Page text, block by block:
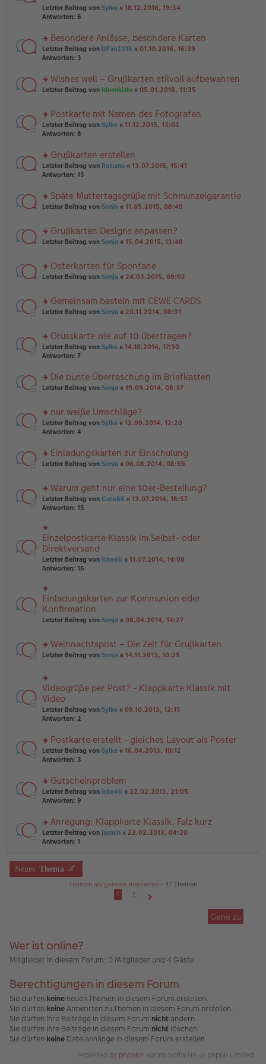
g
B
ei
a
g
el
es
er
B
ei
a
g
r
u
n
el
es
e
B
ei
a
g
Letzter Beitrag von Sylke « 18.12.2016, 19:34
Antworten: 6
rs
te
n
g
es
e
n
er
ei
tr
a
Besondere Anlässe, besondere Karten
Letzter Beitrag von UFan2016 « 01.10.2016, 16:39
Antworten: 3
rs
u
n
g
es
e
n
er
ei
tr
Wishes well – Grußkarten stilvoll aufbewahren
Letzter Beitrag von Ideenkiste « 05.01.2016, 11:35
rs
te
n
g
el
e
n
ei
tr
Postkarte mit Namen des Fotografen
Letzter Beitrag von Sylke « 11.12.2015, 13:03
Antworten: 8
rs
te
n
g
es
e
n
B
ei
tr
g
Grußkarten erstellen
Letzter Beitrag von Rotuma « 13.07.2015, 15:41
Antworten: 13
rs
u
n
es
e
B
ei
g
Späte Muttertagsgrüße mit Schmunzelgarantie
Letzter Beitrag von Sonja « 11.05.2015, 08:49
rs
u
n
es
e
B
ei
tr
g
Grußkarten Designs anpassen?
Letzter Beitrag von Sonja « 15.04.2015, 13:48
rs
u
n
es
e
n
B
ei
tr
g
Osterkarten für Spontane
Letzter Beitrag von Sonja « 24.03.2015, 09:02
rs
u
n
g
es
e
n
B
ei
tr
a
Gemeinsam basteln mit CEWE CARDS
Letzter Beitrag von Sonja « 20.11.2014, 08:31
rs
te
n
g
es
e
n
er
ei
tr
Grusskarte wie auf 10 übertragen?
Letzter Beitrag von Sylke « 14.10.2014, 17:30
Antworten: 7
rs
u
n
g
es
e
n
B
ei
tr
a
Die bunte Überraschung im Briefkasten
Letzter Beitrag von Sonja « 19.09.2014, 08:37
rs
te
n
g
es
e
n
er
ei
tr
a
g
nur weiße Umschläge?
Letzter Beitrag von Sylke « 13.09.2014, 12:20
Antworten: 4
rs
u
n
g
es
e
n
er
B
ei
a
g
Einladungskarten zur Einschulung
Letzter Beitrag von Sonja « 06.08.2014, 08:59
rs
te
u
n
g
el
es
e
er
B
ei
tr
a
Warum geht nur eine 10er-Bestellung?
Letzter Beitrag von Caro86 « 13.07.2014, 18:57
Antworten: 15
rs
te
r
u
n
el
es
e
n
ei
tr
Einzelpostkarte Klassik im Selbst- oder
Direktversand
Letzter Beitrag von icke46 « 11.07.2014, 14:08
Antworten: 16
rs
te
r
u
g
el
es
n
er
B
ei
tr
a
Einladungskarten zur Kommunion oder
Konfirmation
Letzter Beitrag von Sonja « 08.04.2014, 14:27
rs
u
n
g
el
es
er
B
ei
a
g
Weihnachtspost – Die Zeit für Grußkarten
Letzter Beitrag von Sonja « 14.11.2013, 10:25
rs
te
r
u
n
el
es
e
B
ei
tr
g
Videogrüße per Post? - Klappkarte Klassik mit
Video
Letzter Beitrag von Sylke « 09.10.2013, 12:15
Antworten: 2
rs
te
n
g
el
e
n
er
tr
a
Postkarte erstellt - gleiches Layout als Poster
Letzter Beitrag von Sylke « 16.04.2013, 10:12
Antworten: 3
rs
te
n
g
el
e
n
er
Gutscheinproblem
Letzter Beitrag von icke46 « 22.02.2013, 21:05
Antworten: 9
rs
te
n
g
tr
a
g
Anregung: Klappkarte Klassik, Falz kurz
Letzter Beitrag von Jasmin « 22.02.2013, 04:20
Antworten: 1
Neues Thema
Themen als gelesen markieren • 47 Themen
1
2
Gehe zu
Wer ist online?
Mitglieder in diesem Forum: 0 Mitglieder und 4 Gäste
Berechtigungen in diesem Forum
Sie dürfen keine neuen Themen in diesem Forum erstellen.
Sie dürfen keineAntworten zu Themen in diesem Forum erstellen.
Sie dürfen Ihre Beiträge in diesem Forum nicht ändern.
Sie dürfen Ihre Beiträge in diesem Forum nicht löschen.
Sie dürfen keine Dateianhänge in diesem Forum erstellen.
Powered by phpBB® Forum Software © phpBB Limited